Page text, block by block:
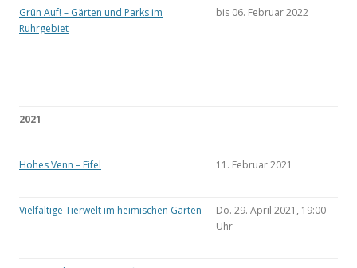
Grün Auf! – Gärten und Parks im
Ruhrgebiet
bis 06. Februar 2022
2021
Hohes Venn – Eifel 11. Februar 2021
Vielfältige Tierwelt im heimischen Garten
Do. 29. April 2021, 19:00
Uhr